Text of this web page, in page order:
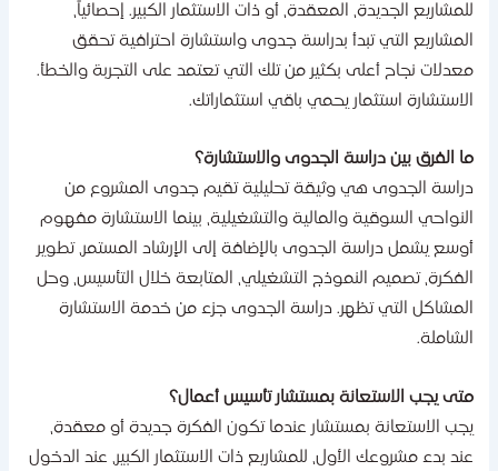
الجديدة، المعقدة، أو ذات الاستثمار الكبير. إحصائياً،
التي تبدأ بدراسة جدوى واستشارة احترافية تحقق
نجاح أعلى بكثير من تلك التي تعتمد على التجربة والخطأ.
استثمار يحمي باقي استثماراتك.
الفرق بين دراسة الجدوى والاستشارة؟
الجدوى هي وثيقة تحليلية تقيم جدوى المشروع من
السوقية والمالية والتشغيلية، بينما الاستشارة مفهوم
يشمل دراسة الجدوى بالإضافة إلى الإرشاد المستمر، تطوير
تصميم النموذج التشغيلي، المتابعة خلال التأسيس، وحل
التي تظهر. دراسة الجدوى جزء من خدمة الاستشارة
يجب الاستعانة بمستشار تأسيس أعمال؟
الاستعانة بمستشار عندما تكون الفكرة جديدة أو معقدة،
بدء مشروعك الأول، للمشاريع ذات الاستثمار الكبير، عند الدخول